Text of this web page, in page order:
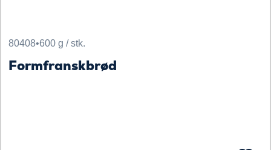
80408•600 g / stk.
Formfranskbrød